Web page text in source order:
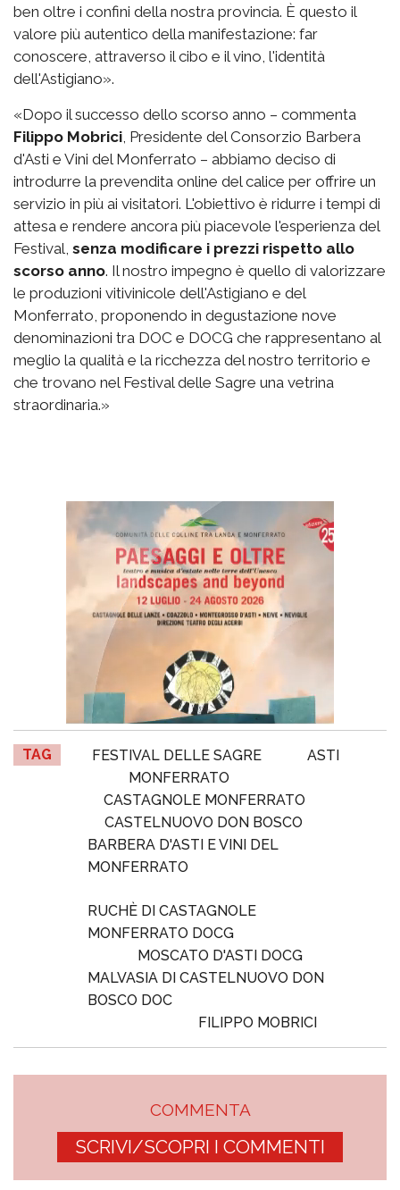
ben oltre i confini della nostra provincia. È questo il
valore più autentico della manifestazione: far
conoscere, attraverso il cibo e il vino, l'identità
dell'Astigiano».
«Dopo il successo dello scorso anno – commenta
Filippo Mobrici, Presidente del Consorzio Barbera
d'Asti e Vini del Monferrato – abbiamo deciso di
introdurre la prevendita online del calice per offrire un
servizio in più ai visitatori. L'obiettivo è ridurre i tempi di
attesa e rendere ancora più piacevole l'esperienza del
Festival, senza modificare i prezzi rispetto allo
scorso anno. Il nostro impegno è quello di valorizzare
le produzioni vitivinicole dell'Astigiano e del
Monferrato, proponendo in degustazione nove
denominazioni tra DOC e DOCG che rappresentano al
meglio la qualità e la ricchezza del nostro territorio e
che trovano nel Festival delle Sagre una vetrina
straordinaria.»
TAG FESTIVAL DELLE SAGRE
ASTI
MONFERRATO
CASTAGNOLE MONFERRATO
CASTELNUOVO DON BOSCO
BARBERA D'ASTI E VINI DEL
MONFERRATO
RUCHÈ DI CASTAGNOLE
MONFERRATO DOCG
MOSCATO D'ASTI DOCG
MALVASIA DI CASTELNUOVO DON
BOSCO DOC
FILIPPO MOBRICI
COMMENTA
SCRIVI/SCOPRI I COMMENTI